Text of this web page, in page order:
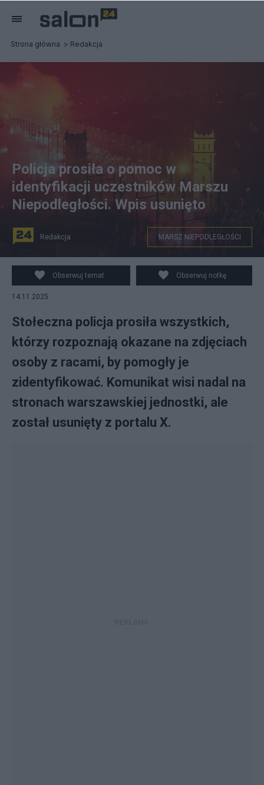
Strona główna Redakcja
Policja prosiła o pomoc w
identyfikacji uczestników Marszu
Niepodległości. Wpis usunięto
Redakcja MARSZ NIEPODLEGŁOŚCI
Obserwuj temat Obserwuj notkę
14.11.2025
Stołeczna policja prosiła wszystkich,
którzy rozpoznają okazane na zdjęciach
osoby z racami, by pomogły je
zidentyfikować. Komunikat wisi nadal na
stronach warszawskiej jednostki, ale
został usunięty z portalu X.